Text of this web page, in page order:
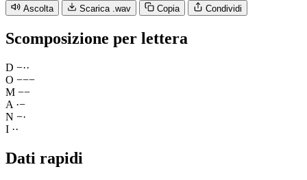
Ascolta Scarica .wav Copia Condividi
Scomposizione per lettera
D −··
O −−−
M −−
A ·−
N −·
I ··
Dati rapidi